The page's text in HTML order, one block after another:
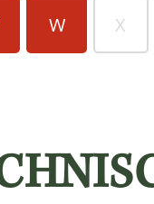
W X